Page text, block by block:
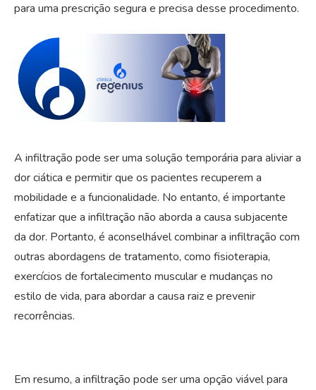
para uma prescrição segura e precisa desse procedimento.
A infiltração pode ser uma solução temporária para aliviar a
dor ciática e permitir que os pacientes recuperem a
mobilidade e a funcionalidade. No entanto, é importante
enfatizar que a infiltração não aborda a causa subjacente
da dor. Portanto, é aconselhável combinar a infiltração com
outras abordagens de tratamento, como fisioterapia,
exercícios de fortalecimento muscular e mudanças no
estilo de vida, para abordar a causa raiz e prevenir
recorrências.
Em resumo, a infiltração pode ser uma opção viável para